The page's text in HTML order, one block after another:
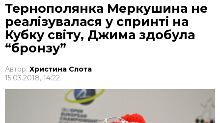
Тернополянка Меркушина не
реалізувалася у спринті на
Кубку світу, Джима здобула
“бронзу”
Автор: Христина Слота
15.03.2018, 14:22